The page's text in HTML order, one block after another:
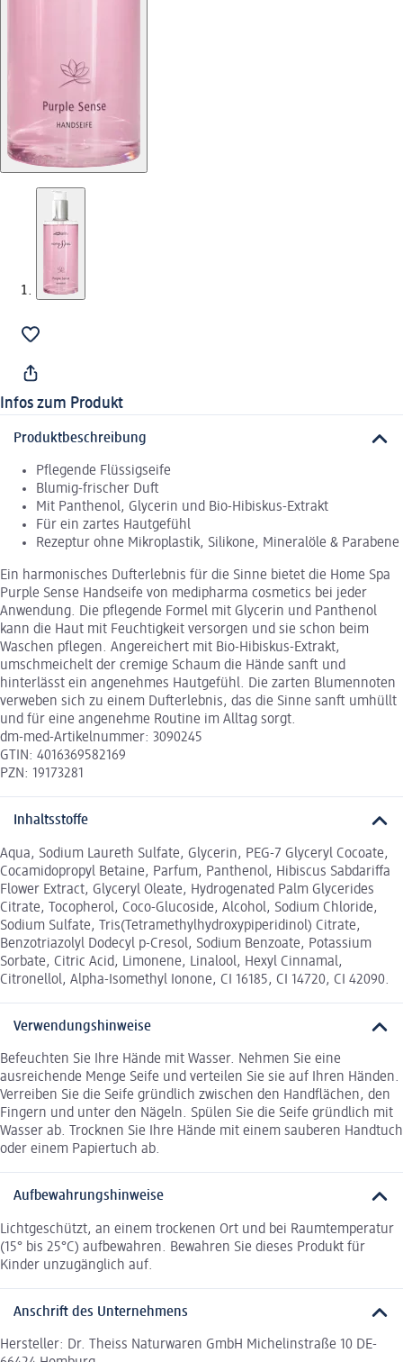
Infos zum Produkt
Produktbeschreibung
Pflegende Flüssigseife
Blumig-frischer Duft
Mit Panthenol, Glycerin und Bio-Hibiskus-Extrakt
Für ein zartes Hautgefühl
Rezeptur ohne Mikroplastik, Silikone, Mineralöle & Parabene
Ein harmonisches Dufterlebnis für die Sinne bietet die Home Spa
Purple Sense Handseife von medipharma cosmetics bei jeder
Anwendung. Die pflegende Formel mit Glycerin und Panthenol
kann die Haut mit Feuchtigkeit versorgen und sie schon beim
Waschen pflegen. Angereichert mit Bio-Hibiskus-Extrakt,
umschmeichelt der cremige Schaum die Hände sanft und
hinterlässt ein angenehmes Hautgefühl. Die zarten Blumennoten
verweben sich zu einem Dufterlebnis, das die Sinne sanft umhüllt
und für eine angenehme Routine im Alltag sorgt.
dm-med-Artikelnummer: 3090245
GTIN: 4016369582169
PZN: 19173281
Inhaltsstoffe
Aqua, Sodium Laureth Sulfate, Glycerin, PEG-7 Glyceryl Cocoate,
Cocamidopropyl Betaine, Parfum, Panthenol, Hibiscus Sabdariffa
Flower Extract, Glyceryl Oleate, Hydrogenated Palm Glycerides
Citrate, Tocopherol, Coco-Glucoside, Alcohol, Sodium Chloride,
Sodium Sulfate, Tris(Tetramethylhydroxypiperidinol) Citrate,
Benzotriazolyl Dodecyl p-Cresol, Sodium Benzoate, Potassium
Sorbate, Citric Acid, Limonene, Linalool, Hexyl Cinnamal,
Citronellol, Alpha-Isomethyl Ionone, CI 16185, CI 14720, CI 42090.
Verwendungshinweise
Befeuchten Sie Ihre Hände mit Wasser. Nehmen Sie eine
ausreichende Menge Seife und verteilen Sie sie auf Ihren Händen.
Verreiben Sie die Seife gründlich zwischen den Handflächen, den
Fingern und unter den Nägeln. Spülen Sie die Seife gründlich mit
Wasser ab. Trocknen Sie Ihre Hände mit einem sauberen Handtuch
oder einem Papiertuch ab.
Aufbewahrungshinweise
Lichtgeschützt, an einem trockenen Ort und bei Raumtemperatur
(15° bis 25°C) aufbewahren. Bewahren Sie dieses Produkt für
Kinder unzugänglich auf.
Anschrift des Unternehmens
Hersteller: Dr. Theiss Naturwaren GmbH Michelinstraße 10 DE-